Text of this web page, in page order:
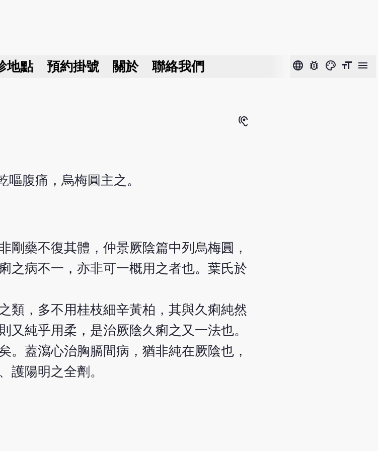
地點 預約掛號 關於 聯絡我們 language bug_report color_lens format_size menu
hearing
腹痛，烏梅圓主之。
剛藥不復其體，仲景厥陰篇中列烏梅圓，
之病不一，亦非可一概用之者也。葉氏於
類，多不用桂枝細辛黃柏，其與久痢純然
純乎用柔，是治厥陰久痢之又一法也。
。蓋瀉心治胸膈間病，猶非純在厥陰也，
護陽明之全劑。